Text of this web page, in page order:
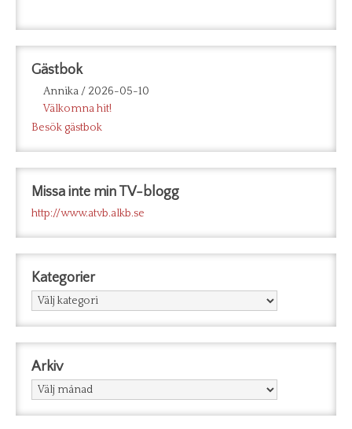
Gästbok
Annika/ 2026-05-10
Välkomna hit!
Besök gästbok
Missa inte min TV-blogg
http://www.atvb.alkb.se
Kategorier
Kategorier
Arkiv
Arkiv